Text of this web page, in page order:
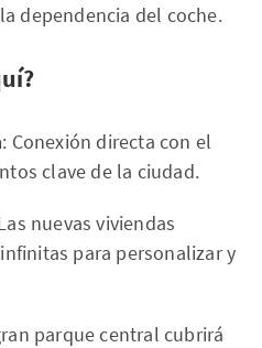
dependencia del coche.
: Conexión directa con el
clave de la ciudad.
nuevas viviendas
para personalizar y
parque central cubrirá